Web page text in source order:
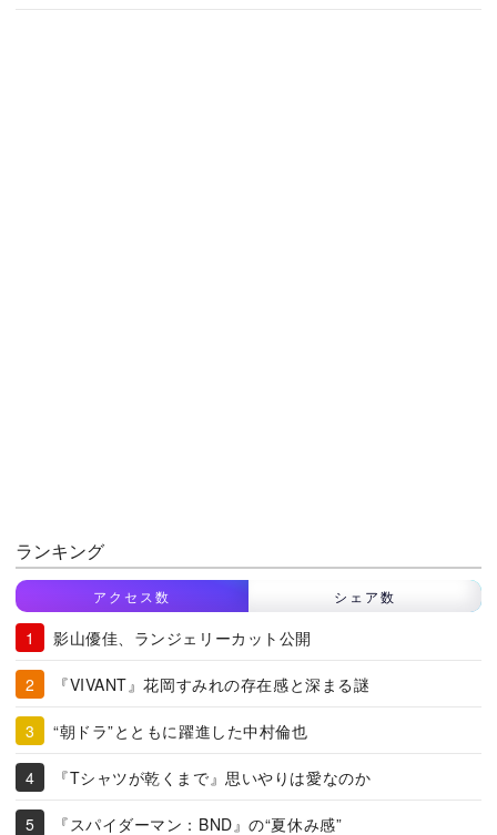
ランキング
アクセス数 シェア数
影山優佳、ランジェリーカット公開
『VIVANT』花岡すみれの存在感と深まる謎
“朝ドラ”とともに躍進した中村倫也
『Tシャツが乾くまで』思いやりは愛なのか
『スパイダーマン：BND』の“夏休み感”